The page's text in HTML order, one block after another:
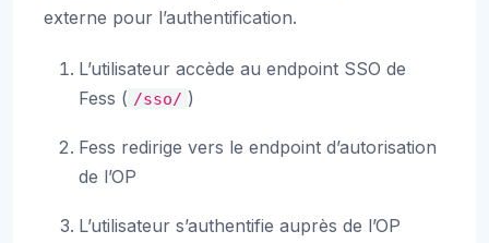
externe pour l’authentification.
L’utilisateur accède au endpoint SSO de
Fess ( /sso/ )
Fess redirige vers le endpoint d’autorisation
de l’OP
L’utilisateur s’authentifie auprès de l’OP